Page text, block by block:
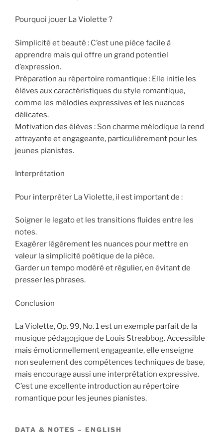
Pourquoi jouer La Violette ?
Simplicité et beauté : C’est une pièce facile à
apprendre mais qui offre un grand potentiel
d’expression.
Préparation au répertoire romantique : Elle initie les
élèves aux caractéristiques du style romantique,
comme les mélodies expressives et les nuances
délicates.
Motivation des élèves : Son charme mélodique la rend
attrayante et engageante, particulièrement pour les
jeunes pianistes.
Interprétation
Pour interpréter La Violette, il est important de :
Soigner le legato et les transitions fluides entre les
notes.
Exagérer légèrement les nuances pour mettre en
valeur la simplicité poétique de la pièce.
Garder un tempo modéré et régulier, en évitant de
presser les phrases.
Conclusion
La Violette, Op. 99, No. 1 est un exemple parfait de la
musique pédagogique de Louis Streabbog. Accessible
mais émotionnellement engageante, elle enseigne
non seulement des compétences techniques de base,
mais encourage aussi une interprétation expressive.
C’est une excellente introduction au répertoire
romantique pour les jeunes pianistes.
DATA & NOTES – ENGLISH